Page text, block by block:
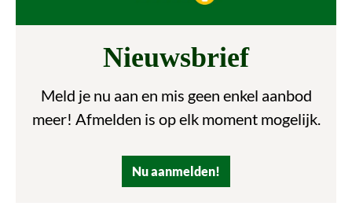
Nieuwsbrief
Meld je nu aan en mis geen enkel aanbod
meer! Afmelden is op elk moment mogelijk.
Nu aanmelden!